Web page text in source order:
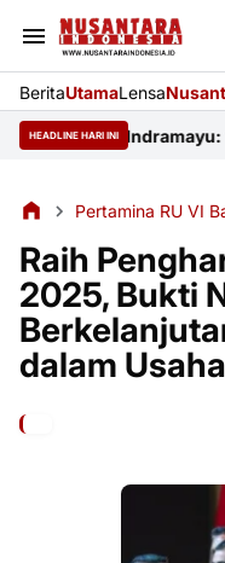
BeritaUtamaLensa
HEADLINE HARI INI
FKJI Indramayu: 14
Pertamina RU VI
Raih
2025, Bukti
dalam